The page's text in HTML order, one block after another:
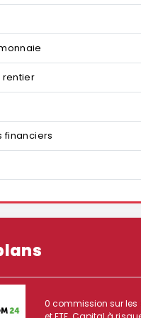
rentier
financiers
0 commission sur les